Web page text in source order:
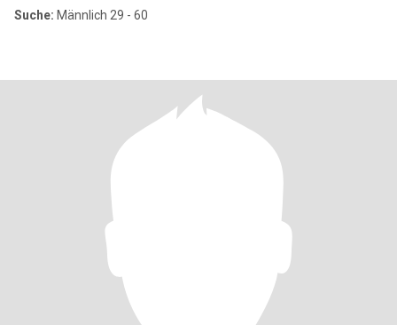
Suche: Männlich 29 - 60